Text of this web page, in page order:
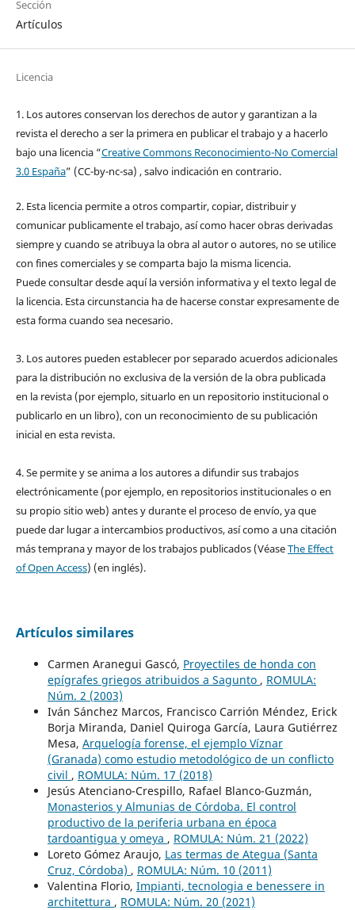
Sección
Artículos
Licencia
1. Los autores conservan los derechos de autor y garantizan a la
revista el derecho a ser la primera en publicar el trabajo y a hacerlo
bajo una licencia “Creative Commons Reconocimiento-No Comercial
3.0 España” (CC-by-nc-sa) , salvo indicación en contrario.
2. Esta licencia permite a otros compartir, copiar, distribuir y
comunicar publicamente el trabajo, así como hacer obras derivadas
siempre y cuando se atribuya la obra al autor o autores, no se utilice
con fines comerciales y se comparta bajo la misma licencia.
Puede consultar desde aquí la versión informativa y el texto legal de
la licencia. Esta circunstancia ha de hacerse constar expresamente de
esta forma cuando sea necesario.
3. Los autores pueden establecer por separado acuerdos adicionales
para la distribución no exclusiva de la versión de la obra publicada
en la revista (por ejemplo, situarlo en un repositorio institucional o
publicarlo en un libro), con un reconocimiento de su publicación
inicial en esta revista.
4. Se permite y se anima a los autores a difundir sus trabajos
electrónicamente (por ejemplo, en repositorios institucionales o en
su propio sitio web) antes y durante el proceso de envío, ya que
puede dar lugar a intercambios productivos, así como a una citación
más temprana y mayor de los trabajos publicados (VéaseThe Effect
of Open Access) (en inglés).
Artículos similares
Carmen Aranegui Gascó, Proyectiles de honda con
epígrafes griegos atribuidos a Sagunto , ROMULA:
Núm. 2 (2003)
Iván Sánchez Marcos, Francisco Carrión Méndez, Erick
Borja Miranda, Daniel Quiroga García, Laura Gutiérrez
Mesa, Arquelogía forense, el ejemplo Víznar
(Granada) como estudio metodológico de un conflicto
civil , ROMULA: Núm. 17 (2018)
Jesús Atenciano-Crespillo, Rafael Blanco-Guzmán,
Monasterios y Almunias de Córdoba. El control
productivo de la periferia urbana en época
tardoantigua y omeya , ROMULA: Núm. 21 (2022)
Loreto Gómez Araujo, Las termas de Ategua (Santa
Cruz, Córdoba) , ROMULA: Núm. 10 (2011)
Valentina Florio, Impianti, tecnologia e benessere in
architettura , ROMULA: Núm. 20 (2021)